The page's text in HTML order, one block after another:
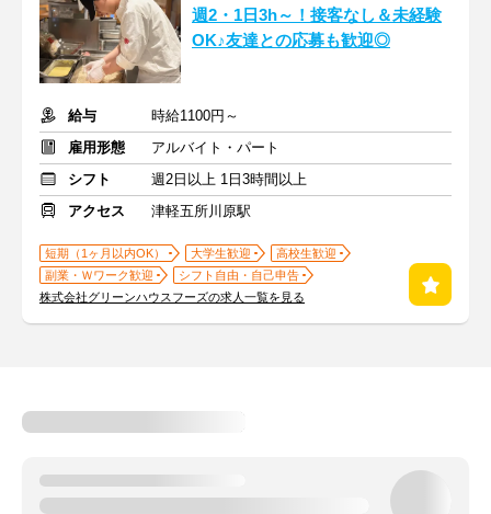
週2・1日3h～！接客なし＆未経験
OK♪友達との応募も歓迎◎
給与
時給1100円～
雇用形態
アルバイト・パート
シフト
週2日以上 1日3時間以上
アクセス
津軽五所川原駅
短期（1ヶ月以内OK） 大学生歓迎
高校生歓迎
副業・Ｗワーク歓迎
シフト自由・自己申告
株式会社グリーンハウスフーズの求人一覧を見る